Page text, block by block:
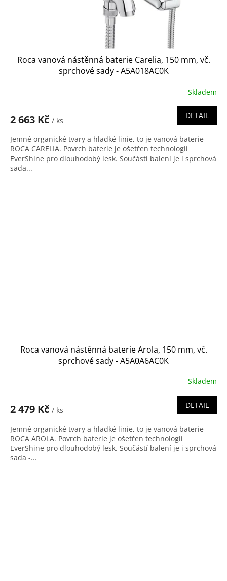
Roca vanová nástěnná baterie Carelia, 150 mm, vč.
sprchové sady - A5A018AC0K
Skladem
2 663 Kč / ks
DETAIL
Jemné organické tvary a hladké linie, to je vanová baterie
ROCA CARELIA. Povrch baterie je ošetřen technologií
EverShine pro dlouhodobý lesk. Součástí balení je i sprchová
sada...
Roca vanová nástěnná baterie Arola, 150 mm, vč.
sprchové sady - A5A0A6AC0K
Skladem
2 479 Kč / ks
DETAIL
Jemné organické tvary a hladké linie, to je vanová baterie
ROCA AROLA. Povrch baterie je ošetřen technologií
EverShine pro dlouhodobý lesk. Součástí balení je i sprchová
sada -...